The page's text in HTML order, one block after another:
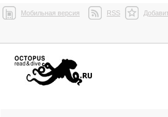
Мобильная версия RSS